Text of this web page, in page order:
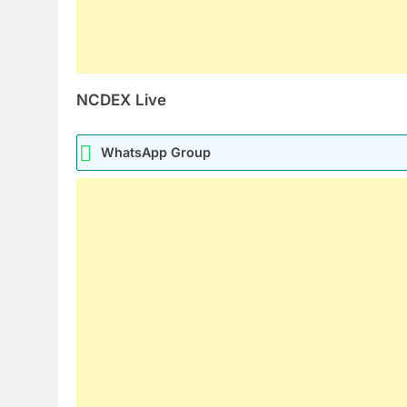
NCDEX Live
WhatsApp Group